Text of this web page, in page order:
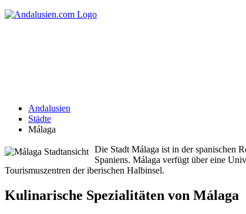
Andalusien
Städte
Málaga
Die Stadt Málaga ist in der spanischen
Spaniens. Málaga verfügt über eine
Tourismuszentren der iberischen Halbinsel.
Kulinarische Spezialitäten von Málaga